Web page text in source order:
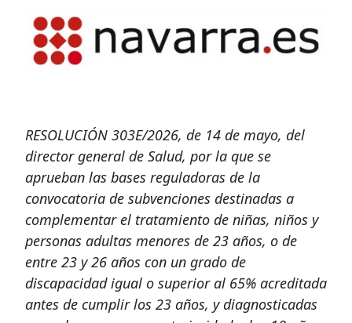
RESOLUCIÓN 303E/2026, de 14 de mayo, del
director general de Salud, por la que se
aprueban las bases reguladoras de la
convocatoria de subvenciones destinadas a
complementar el tratamiento de niñas, niños y
personas adultas menores de 23 años, o de
entre 23 y 26 años con un grado de
discapacidad igual o superior al 65% acreditada
antes de cumplir los 23 años, y diagnosticadas